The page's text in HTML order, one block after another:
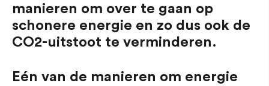
manieren om over te gaan op
schonere energie en zo dus ook de
CO2-uitstoot te verminderen.
Eén van de manieren om energie